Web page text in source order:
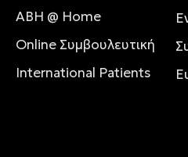
ABH @ Home
Online Συμβουλευτική
International Patients